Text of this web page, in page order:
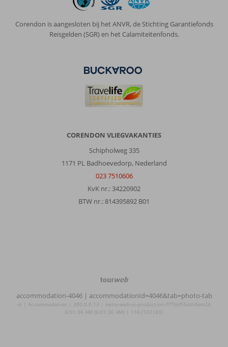
Corendon is aangesloten bij het ANVR, de Stichting Garantiefonds
Reisgelden (SGR) en het Calamiteitenfonds.
CORENDON VLIEGVAKANTIES
Schipholweg 335
1171 PL Badhoevedorp, Nederland
023 7510606
KvK nr.: 34220902
BTW nr.: 814395892 B01
TourWeb
NetMatch
accommodation-4046 | accommodationId=4046&tab=photo-tab
nl | Accommodation | 380.0.0.13 | netm-web-ui-production-7f756f55dd-8km24
6:01:36 AM (6:01:36 AM) | 116 (102|83)